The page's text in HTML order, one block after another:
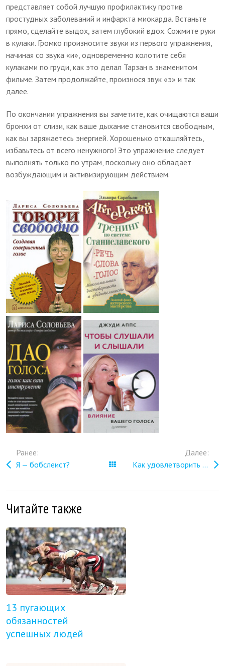
представляет собой лучшую профилактику против
простудных заболеваний и инфаркта миокарда. Встаньте
прямо, сделайте выдох, затем глубокий вдох. Сожмите руки
в кулаки. Громко произносите звуки из первого упражнения,
начиная со звука «и», одновременно колотите себя
кулаками по груди, как это делал Тарзан в знаменитом
фильме. Затем продолжайте, произнося звук «э» и так
далее.
По окончании упражнения вы заметите, как очищаются ваши
бронхи от слизи, как ваше дыхание становится свободным,
как вы заряжаетесь энергией. Хорошенько откашляйтесь,
избавьтесь от всего ненужного! Это упражнение следует
выполнять только по утрам, поскольку оно обладает
возбуждающим и активизирующим действием.
Ранее:
Я — бобслеист?
Все записи
Далее:
Как удовлетворить клиента?
Читайте также
13 пугающих
обязанностей
успешных людей